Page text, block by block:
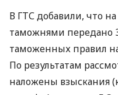
В ГТС добавили, что
таможнями передано
таможенных правил
По результатам
наложены взыскания